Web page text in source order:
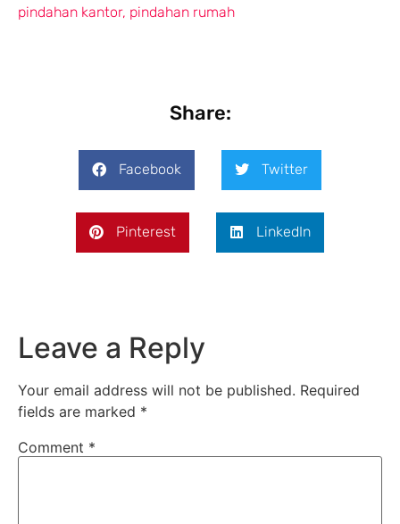
pindahan kantor, pindahan rumah
Share:
Facebook Twitter
Pinterest LinkedIn
Leave a Reply
Your email address will not be published. Required
fields are marked *
Comment *